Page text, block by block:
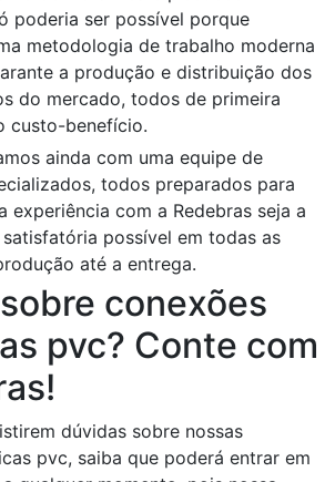
poderia ser possível porque
metodologia de trabalho moderna
a produção e distribuição dos
do mercado, todos de primeira
custo-benefício.
ainda com uma equipe de
todos preparados para
experiência com a Redebras seja a
possível em todas as
até a entrega.
conexões
pvc? Conte com
dúvidas sobre nossas
pvc, saiba que poderá entrar em